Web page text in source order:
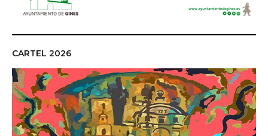
CARTEL 2026